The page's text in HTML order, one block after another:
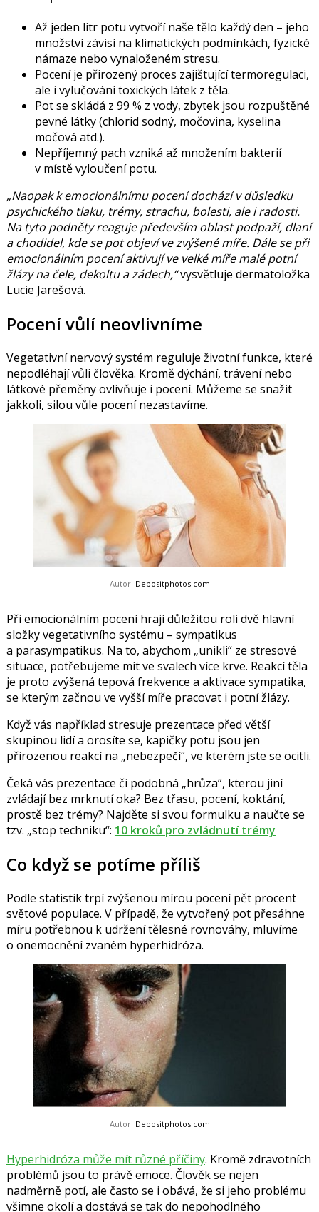
Až jeden litr potu vytvoří naše tělo každý den – jeho
množství závisí na klimatických podmínkách, fyzické
námaze nebo vynaloženém stresu.
Pocení je přirozený proces zajištující termoregulaci,
ale i vylučování toxických látek z těla.
Pot se skládá z 99 % z vody, zbytek jsou rozpuštěné
pevné látky (chlorid sodný, močovina, kyselina
močová atd.).
Nepříjemný pach vzniká až množením bakterií
v místě vyloučení potu.
„Naopak k emocionálnímu pocení dochází v důsledku
psychického tlaku, trémy, strachu, bolesti, ale i radosti.
Na tyto podněty reaguje především oblast podpaží, dlaní
a chodidel, kde se pot objeví ve zvýšené míře. Dále se při
emocionálním pocení aktivují ve velké míře malé potní
žlázy na čele, dekoltu a zádech,“vysvětluje dermatoložka
Lucie Jarešová.
Pocení vůlí neovlivníme
Vegetativní nervový systém reguluje životní funkce, které
nepodléhají vůli člověka. Kromě dýchání, trávení nebo
látkové přeměny ovlivňuje i pocení. Můžeme se snažit
jakkoli, silou vůle pocení nezastavíme.
Autor: Depositphotos.com
Při emocionálním pocení hrají důležitou roli dvě hlavní
složky vegetativního systému – sympatikus
a parasympatikus. Na to, abychom „unikli“ ze stresové
situace, potřebujeme mít ve svalech více krve. Reakcí těla
je proto zvýšená tepová frekvence a aktivace sympatika,
se kterým začnou ve vyšší míře pracovat i potní žlázy.
Když vás například stresuje prezentace před větší
skupinou lidí a orosíte se, kapičky potu jsou jen
přirozenou reakcí na „nebezpečí“, ve kterém jste se ocitli.
Čeká vás prezentace či podobná „hrůza“, kterou jiní
zvládají bez mrknutí oka? Bez třasu, pocení, koktání,
prostě bez trémy? Najděte si svou formulku a naučte se
tzv. „stop techniku“: 10 kroků pro zvládnutí trémy
Co když se potíme příliš
Podle statistik trpí zvýšenou mírou pocení pět procent
světové populace. V případě, že vytvořený pot přesáhne
míru potřebnou k udržení tělesné rovnováhy, mluvíme
o onemocnění zvaném hyperhidróza.
Autor: Depositphotos.com
Hyperhidróza může mít různé příčiny. Kromě zdravotních
problémů jsou to právě emoce. Člověk se nejen
nadměrně potí, ale často se i obává, že si jeho problému
všimne okolí a dostává se tak do nepohodlného